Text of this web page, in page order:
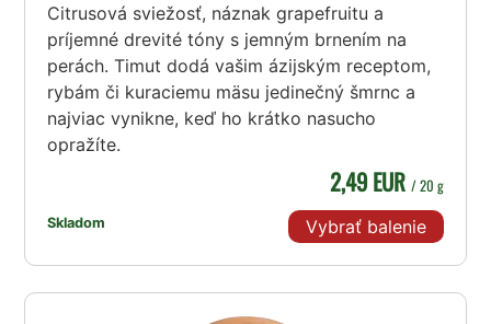
Citrusová sviežosť, náznak grapefruitu a
príjemné drevité tóny s jemným brnením na
perách. Timut dodá vašim ázijským receptom,
rybám či kuraciemu mäsu jedinečný šmrnc a
najviac vynikne, keď ho krátko nasucho
opražíte.
Skladom
2,49 EUR / 20 g
Vybrať balenie